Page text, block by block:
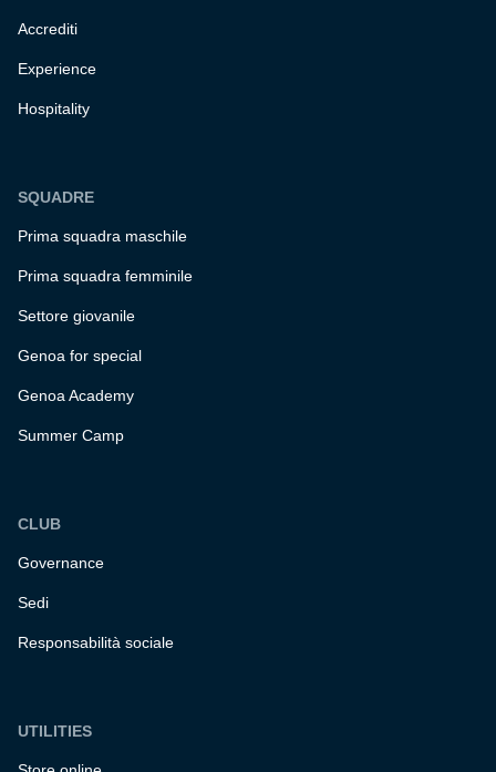
Accrediti
Experience
Hospitality
SQUADRE
Prima squadra maschile
Prima squadra femminile
Settore giovanile
Genoa for special
Genoa Academy
Summer Camp
CLUB
Governance
Sedi
Responsabilità sociale
UTILITIES